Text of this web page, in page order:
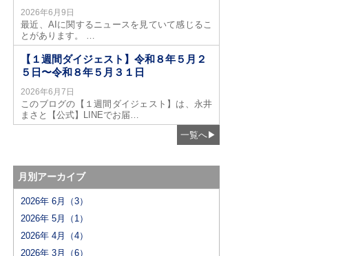
2026年6月9日
最近、AIに関するニュースを見ていて感じるこ
とがあります。 …
【１週間ダイジェスト】令和８年５月２
５日〜令和８年５月３１日
2026年6月7日
このブログの【１週間ダイジェスト】は、永井
まさと【公式】LINEでお届…
一覧へ▶
月別アーカイブ
2026年 6月（3）
2026年 5月（1）
2026年 4月（4）
2026年 3月（6）